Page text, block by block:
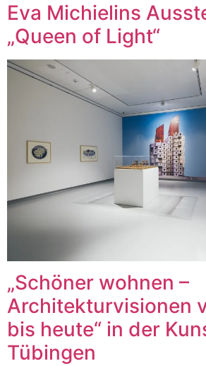
Eva Michielins
„Queen of Light“
„Schöner wohnen –
Architekturvisionen
bis heute“ in der
Tübingen